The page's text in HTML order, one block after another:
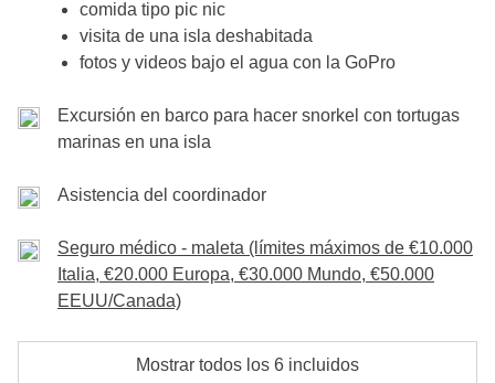
Incluido: alojamiento con desayuno, excursión en barco en
comida incluida
Fondo común: otras actividades y entradas
No incluido: comidas y bebidas donde no sea indicado
Ukhulas, tendremos la oportunidad celebrar nuestra
ultima noche a lo grande, concluyendo nuestro viaje
Incluido : alojamiento con desayuno
No incluido: comidas y bebidas donde no sea indicado
(condiciones meteorológicas, vacaciones, huelgas, etc.).
comida tipo pic nic
visita de una isla deshabitada
fotos y videos bajo el agua con la GoPro
Excursión en barco para hacer snorkel con tortugas
marinas en una isla
Asistencia del coordinador
Seguro médico - maleta (límites máximos de €10.000
Italia, €20.000 Europa, €30.000 Mundo, €50.000
EEUU/Canada)
Mostrar todos los 6 incluidos